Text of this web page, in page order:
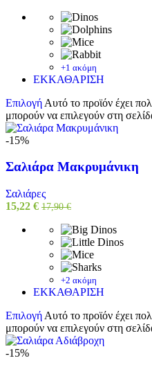
+1 ακόμη
ΕΚΚΑΘΑΡΙΣΗ
Επιλογή Αυτό το προϊόν έχει
μπορούν να επιλεγούν στη
-15%
Σαλιάρα Μακρυμάνικη
Σαλιάρες
15,22 € 17,90€
+2 ακόμη
ΕΚΚΑΘΑΡΙΣΗ
Επιλογή Αυτό το προϊόν έχει
μπορούν να επιλεγούν στη
-15%